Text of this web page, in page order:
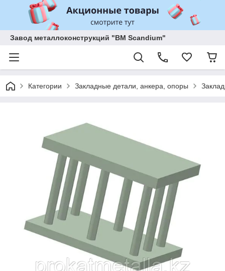
Завод металлоконструкций "BM Scandium"
Категории Закладные детали, анкера, опоры